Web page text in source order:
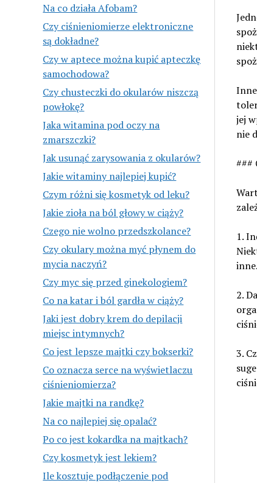
Na co działa Afobam?
Czy ciśnieniomierze elektroniczne
są dokładne?
Czy w aptece można kupić apteczkę
samochodowa?
Czy chusteczki do okularów niszczą
powłokę?
Jaka witamina pod oczy na
zmarszczki?
Jak usunąć zarysowania z okularów?
Jakie witaminy najlepiej kupić?
Czym różni się kosmetyk od leku?
Jakie zioła na ból głowy w ciąży?
Czego nie wolno przedszkolance?
Czy okulary można myć płynem do
mycia naczyń?
Czy myc się przed ginekologiem?
Co na katar i ból gardła w ciąży?
Jaki jest dobry krem do depilacji
miejsc intymnych?
Co jest lepsze majtki czy bokserki?
Co oznacza serce na wyświetlaczu
ciśnieniomierza?
Jakie majtki na randkę?
Na co najlepiej się opalać?
Po co jest kokardka na majtkach?
Czy kosmetyk jest lekiem?
Ile kosztuje podłączenie pod
jej
nie
###
1.
inne.
2.
3.